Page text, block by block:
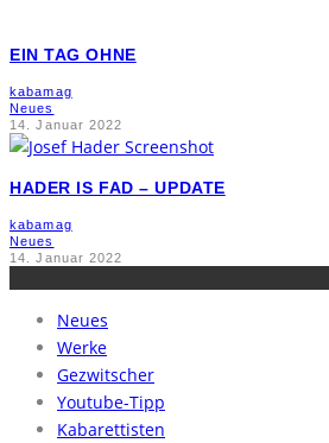
EIN TAG OHNE
kabamag
Neues
14. Januar 2022
HADER IS FAD – UPDATE
kabamag
Neues
14. Januar 2022
Neues
Werke
Gezwitscher
Youtube-Tipp
Kabarettisten